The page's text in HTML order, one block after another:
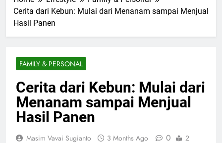
Cerita dari Kebun: Mulai dari Menanam sampai Menjual
Hasil Panen
FAMILY & PERSONAL
Cerita dari Kebun: Mulai dari
Menanam sampai Menjual
Hasil Panen
Masim Vavai Sugianto 3 Months Ago 0
2